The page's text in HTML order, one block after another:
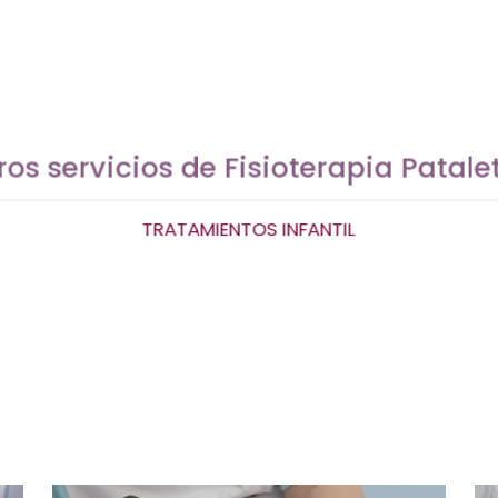
servicios de Fisioterapia
TRATAMIENTOS INFANTIL